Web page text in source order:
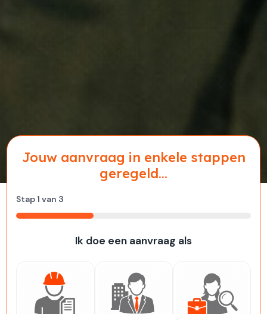
Jouw aanvraag in enkele stappen
geregeld...
Stap1 van 3
33%
Ik doe een aanvraag als